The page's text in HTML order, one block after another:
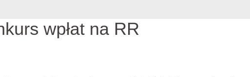
wpłat na RR